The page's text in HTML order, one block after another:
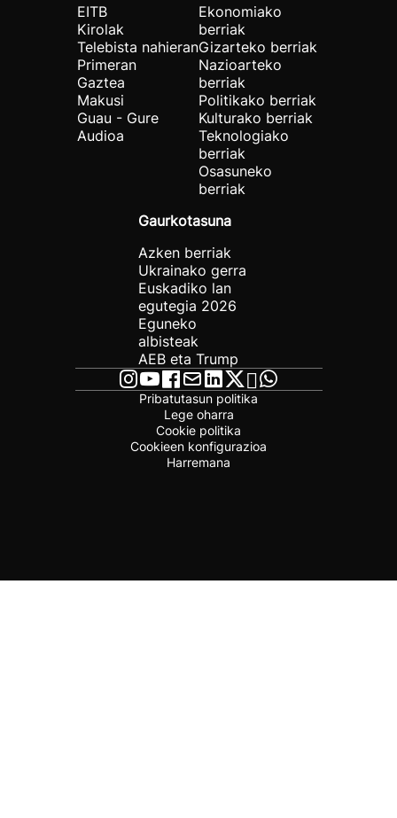
EITB
Kirolak
Telebista nahieran
Primeran
Gaztea
Makusi
Guau - Gure
Audioa
Ekonomiako
berriak
Gizarteko berriak
Nazioarteko
berriak
Politikako berriak
Kulturako berriak
Teknologiako
berriak
Osasuneko
berriak
Gaurkotasuna
Azken berriak
Ukrainako gerra
Euskadiko lan
egutegia 2026
Eguneko
albisteak
AEB eta Trump
Pribatutasun politika
Lege oharra
Cookie politika
Cookieen konfigurazioa
Harremana